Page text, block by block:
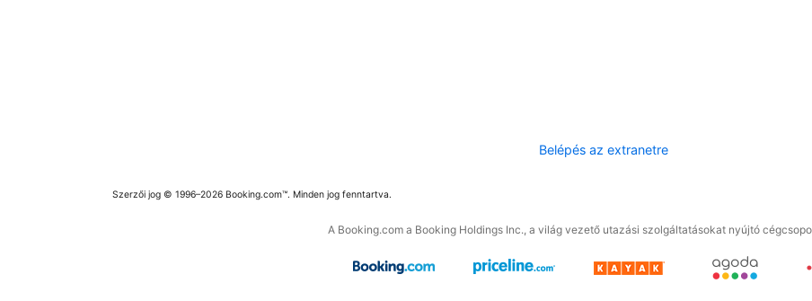
Belépés az extranetre
Szerzői jog © 1996–2026 Booking.com™. Minden jog fenntartva.
A Booking.com a Booking Holdings Inc., a világ vezető utazási szolgáltatásokat nyújtó